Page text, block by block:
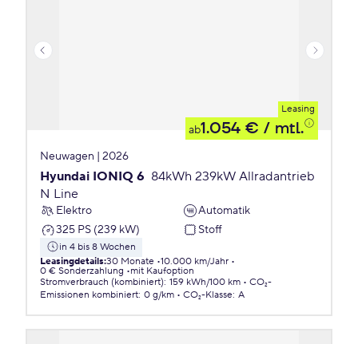
Leasing
ab1.054 € / mtl.
Neuwagen | 2026
Hyundai IONIQ 6 84kWh 239kW Allradantrieb
N Line
Elektro
Automatik
325 PS (239 kW)
Stoff
in 4 bis 8 Wochen
Leasingdetails:30 Monate 10.000 km/Jahr
0 € Sonderzahlung
mit Kaufoption
Stromverbrauch (kombiniert): 159 kWh/100 km
CO₂-
Emissionen kombiniert: 0 g/km CO₂-Klasse: A